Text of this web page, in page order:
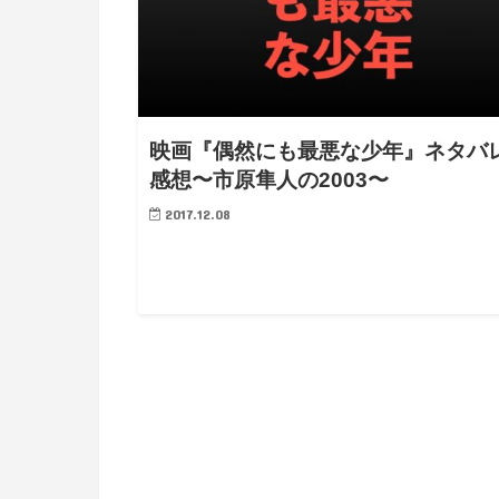
映画『偶然にも最悪な少年』ネタバ
感想〜市原隼人の2003〜
2017.12.08